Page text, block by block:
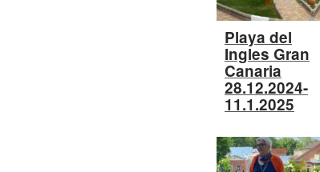
Playa del
Ingles Gran
Canaria
28.12.2024-
11.1.2025